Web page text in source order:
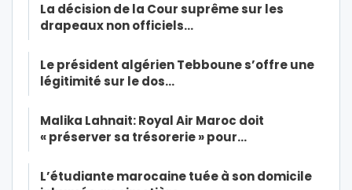
La décision de la Cour suprême sur les
drapeaux non officiels…
Le président algérien Tebboune s’offre une
légitimité sur le dos…
Malika Lahnait: Royal Air Maroc doit
« préserver sa trésorerie » pour…
L’étudiante marocaine tuée à son domicile